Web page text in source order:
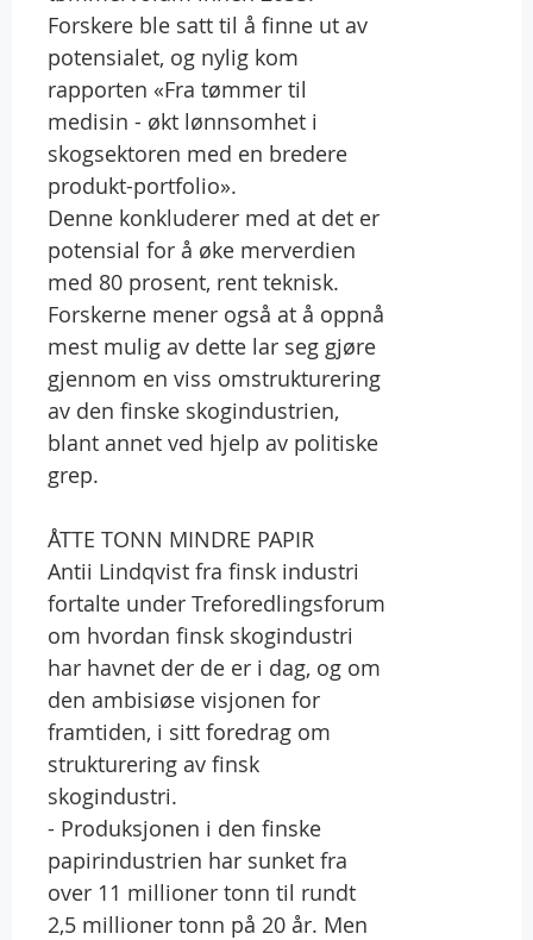
Forskere ble satt til å finne ut av
potensialet, og nylig kom
rapporten «Fra tømmer til
medisin - økt lønnsomhet i
skogsektoren med en bredere
produkt-portfolio».
Denne konkluderer med at det er
potensial for å øke merverdien
med 80 prosent, rent teknisk.
Forskerne mener også at å oppnå
mest mulig av dette lar seg gjøre
gjennom en viss omstrukturering
av den finske skogindustrien,
blant annet ved hjelp av politiske
grep.
ÅTTE TONN MINDRE PAPIR
Antii Lindqvist fra finsk industri
fortalte under Treforedlingsforum
om hvordan finsk skogindustri
har havnet der de er i dag, og om
den ambisiøse visjonen for
framtiden, i sitt foredrag om
strukturering av finsk
skogindustri.
- Produksjonen i den finske
papirindustrien har sunket fra
over 11 millioner tonn til rundt
2,5 millioner tonn på 20 år. Men